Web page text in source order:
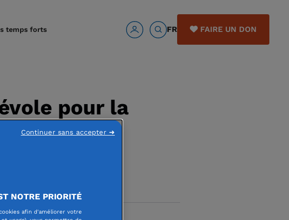
temps forts FR FAIRE UN DON
pour la
NOTRE PRIORITÉ
afin d'améliorer votre
Continuer sans accepter ➜